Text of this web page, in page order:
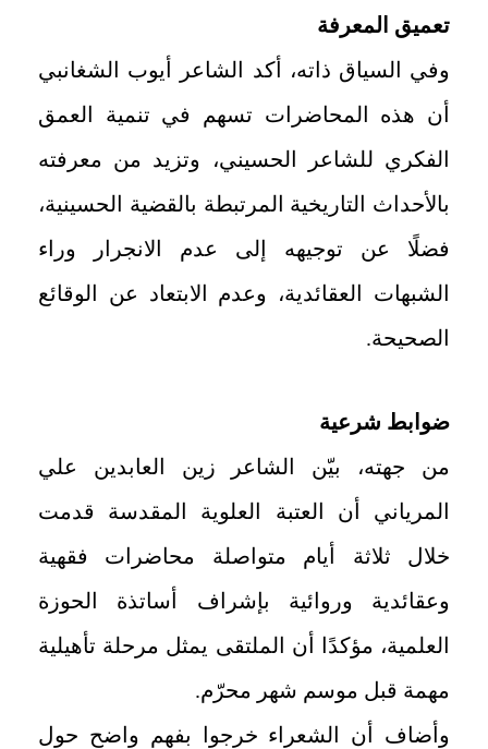
تعميق المعرفة
وفي السياق ذاته، أكد الشاعر أيوب الشغانبي
أن هذه المحاضرات تسهم في تنمية العمق
الفكري للشاعر الحسيني، وتزيد من معرفته
بالأحداث التاريخية المرتبطة بالقضية الحسينية،
فضلًا عن توجيهه إلى عدم الانجرار وراء
الشبهات العقائدية، وعدم الابتعاد عن الوقائع
الصحيحة.
ضوابط شرعية
من جهته، بيّن الشاعر زين العابدين علي
المرياني أن العتبة العلوية المقدسة قدمت
خلال ثلاثة أيام متواصلة محاضرات فقهية
وعقائدية وروائية بإشراف أساتذة الحوزة
العلمية، مؤكدًا أن الملتقى يمثل مرحلة تأهيلية
مهمة قبل موسم شهر محرّم.
وأضاف أن الشعراء خرجوا بفهم واضح حول